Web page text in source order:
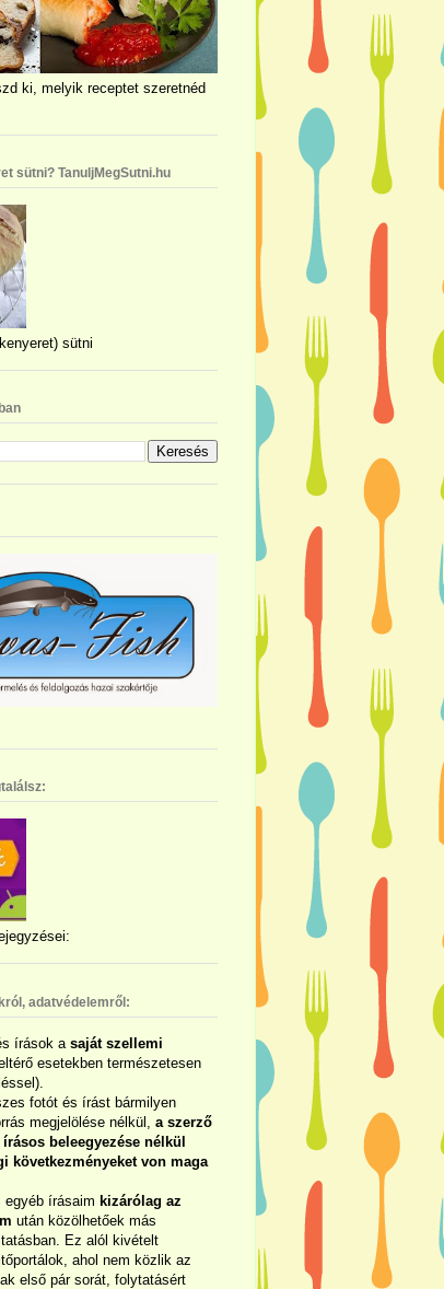
ki, melyik receptet szeretnéd
sütni? TanuljMegSutni.hu
sütni
adatvédelemről:
írások a saját szellemi
esetekben természetesen
fotót és írást bármilyen
megjelölése nélkül, a szerző
beleegyezése nélkül
következményeket von maga
egyéb írásaim kizárólag az
után közölhetőek más
Ez alól kivételt
ahol nem közlik az
első pár sorát, folytatásért